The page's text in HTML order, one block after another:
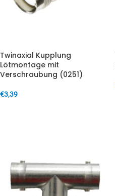
Twinaxial Kupplung
Lötmontage mit
Verschraubung (0251)
€3,39